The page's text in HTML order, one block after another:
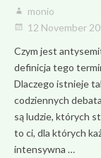
monio
12 November
Czym jest
definicja tego
Dlaczego istnieje
codziennych
są ludzie, których
to ci, dla których
intensywna …